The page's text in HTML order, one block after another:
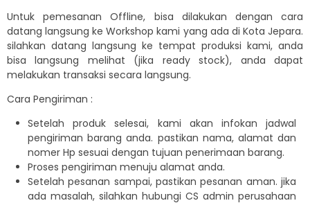
Untuk pemesanan Offline, bisa dilakukan dengan cara
datang langsung ke Workshop kami yang ada di Kota Jepara.
silahkan datang langsung ke tempat produksi kami, anda
bisa langsung melihat (jika ready stock), anda dapat
melakukan transaksi secara langsung.
Cara Pengiriman :
Setelah produk selesai, kami akan infokan jadwal
pengiriman barang anda. pastikan nama, alamat dan
nomer Hp sesuai dengan tujuan penerimaan barang.
Proses pengiriman menuju alamat anda.
Setelah pesanan sampai, pastikan pesanan aman. jika
ada masalah, silahkan hubungi CS admin perusahaan